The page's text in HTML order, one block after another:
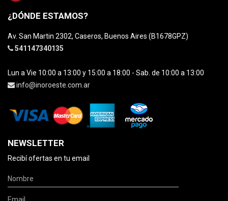
¿DÓNDE ESTAMOS?
Av. San Martin 2302, Caseros, Buenos Aires (B1678GPZ)
541147340135
Lun a Vie 10:00 a 13:00 y 15:00 a 18:00 - Sab. de 10:00 a 13:00
info@inoroeste.com.ar
NEWSLETTER
Recibí ofertas en tu email